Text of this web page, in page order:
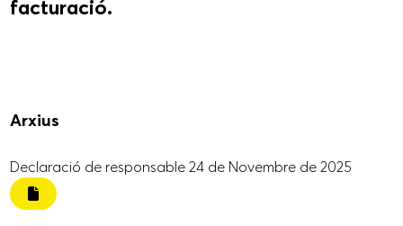
facturació.
Arxius
Declaració de responsable 24 de Novembre de 2025